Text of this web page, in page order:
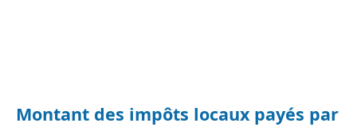
Montant des impôts locaux payés par